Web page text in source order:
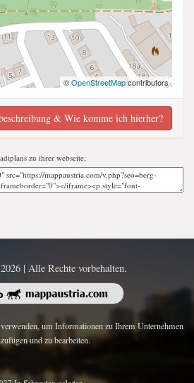
©OpenStreetMapcontributors
& Wie komme ich hierher?
zu ihrer webseite;
| Alle Rechte vorbehalten.
um Informationen zu Ihrem Unternehmen
und zu bearbeiten.